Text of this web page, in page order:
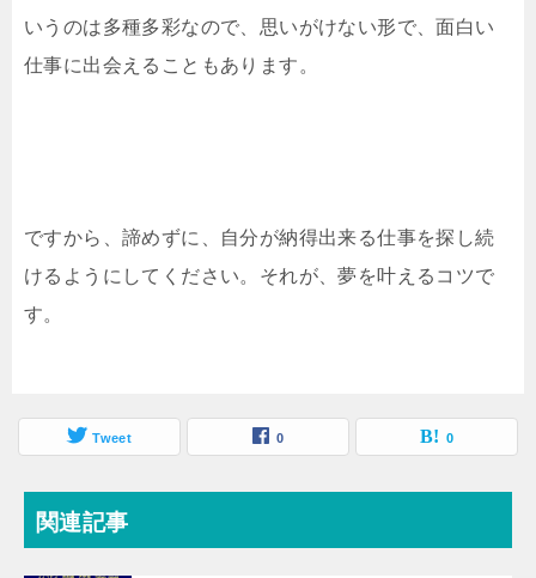
いうのは多種多彩なので、思いがけない形で、面白い
仕事に出会えることもあります。
ですから、諦めずに、自分が納得出来る仕事を探し続
けるようにしてください。それが、夢を叶えるコツで
す。
Tweet 0 0
関連記事